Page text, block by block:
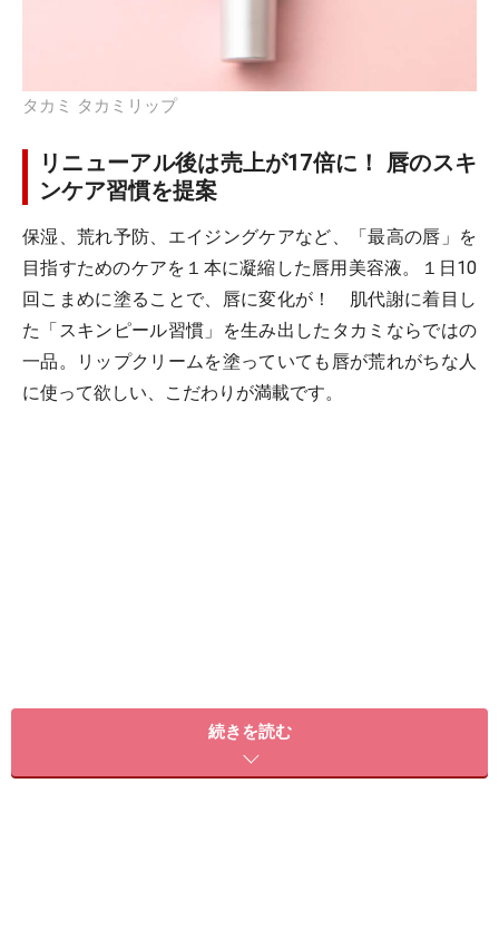
タカミ タカミリップ
リニューアル後は売上が17倍に！ 唇のスキ
ンケア習慣を提案
保湿、荒れ予防、エイジングケアなど、「最高の唇」を
目指すためのケアを１本に凝縮した唇用美容液。１日10
回こまめに塗ることで、唇に変化が！ 肌代謝に着目し
た「スキンピール習慣」を生み出したタカミならではの
一品。リップクリームを塗っていても唇が荒れがちな人
に使って欲しい、こだわりが満載です。
続きを読む